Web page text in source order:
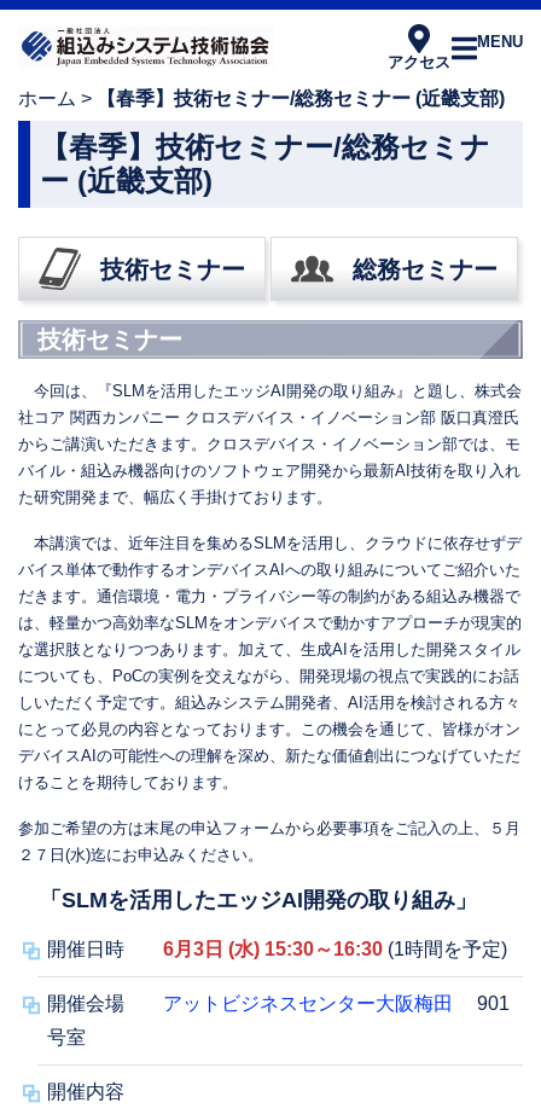
アクセス
MENU
ホーム > 【春季】技術セミナー/総務セミナー (近畿支部)
【春季】技術セミナー/総務セミナ
ー (近畿支部)
技術セミナー 総務セミナー
技術セミナー
今回は、『SLMを活用したエッジAI開発の取り組み』と題し、株式会
社コア 関西カンパニー クロスデバイス・イノベーション部 阪口真澄氏
からご講演いただきます。クロスデバイス・イノベーション部では、モ
バイル・組込み機器向けのソフトウェア開発から最新AI技術を取り入れ
た研究開発まで、幅広く手掛けております。
本講演では、近年注目を集めるSLMを活用し、クラウドに依存せずデ
バイス単体で動作するオンデバイスAIへの取り組みについてご紹介いた
だきます。通信環境・電力・プライバシー等の制約がある組込み機器で
は、軽量かつ高効率なSLMをオンデバイスで動かすアプローチが現実的
な選択肢となりつつあります。加えて、生成AIを活用した開発スタイル
についても、PoCの実例を交えながら、開発現場の視点で実践的にお話
しいただく予定です。組込みシステム開発者、AI活用を検討される方々
にとって必見の内容となっております。この機会を通じて、皆様がオン
デバイスAIの可能性への理解を深め、新たな価値創出につなげていただ
けることを期待しております。
参加ご希望の方は末尾の申込フォームから必要事項をご記入の上、５月
２７日(水)迄にお申込みください。
「SLMを活用したエッジAI開発の取り組み」
開催日時 6月3日 (水) 15:30～16:30 (1時間を予定)
開催会場 アットビジネスセンター大阪梅田
901
号室
開催内容